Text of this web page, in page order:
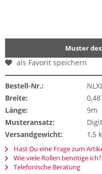
Muster
als Favorit speichern
Bestell-Nr.:
Breite:
Länge:
9m
Musteransatz:
Versandgewicht:
1,5
Hast Du eine Frage zum
Wie viele Rollen benötige ich?
Telefonische Beratung